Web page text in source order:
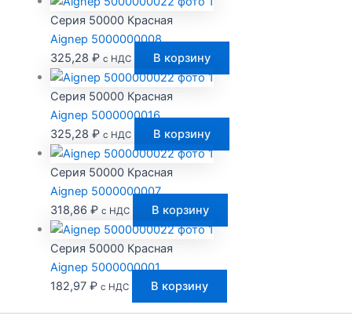
Серия 50000 Красная
Aignep 5000000008
325,28 ₽ с НДС В корзину
Серия 50000 Красная
Aignep 5000000016
325,28 ₽ с НДС В корзину
Серия 50000 Красная
Aignep 5000000007
318,86 ₽ с НДС В корзину
Серия 50000 Красная
Aignep 5000000001
182,97 ₽ с НДС В корзину